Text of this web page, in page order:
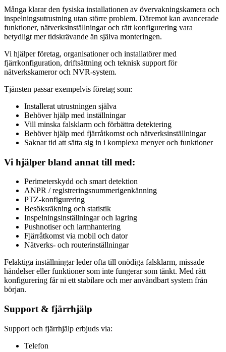
Många klarar den fysiska installationen av övervakningskamera och
inspelningsutrustning utan större problem. Däremot kan avancerade
funktioner, nätverksinställningar och rätt konfigurering vara
betydligt mer tidskrävande än själva monteringen.
Vi hjälper företag, organisationer och installatörer med
fjärrkonfiguration, driftsättning och teknisk support för
nätverkskameror och NVR-system.
Tjänsten passar exempelvis företag som:
Installerat utrustningen själva
Behöver hjälp med inställningar
Vill minska falsklarm och förbättra detektering
Behöver hjälp med fjärråtkomst och nätverksinställningar
Saknar tid att sätta sig in i komplexa menyer och funktioner
Vi hjälper bland annat till med:
Perimeterskydd och smart detektion
ANPR / registreringsnummerigenkänning
PTZ-konfigurering
Besöksräkning och statistik
Inspelningsinställningar och lagring
Pushnotiser och larmhantering
Fjärråtkomst via mobil och dator
Nätverks- och routerinställningar
Felaktiga inställningar leder ofta till onödiga falsklarm, missade
händelser eller funktioner som inte fungerar som tänkt. Med rätt
konfigurering får ni ett stabilare och mer användbart system från
början.
Support & fjärrhjälp
Support och fjärrhjälp erbjuds via:
Telefon